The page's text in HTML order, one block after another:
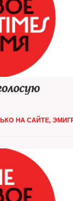
НА САЙТЕ,